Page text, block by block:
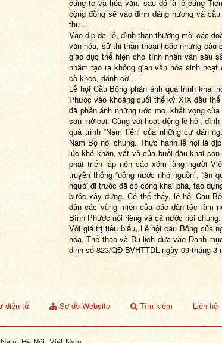
cúng tế và hóa văn, sau đó là lễ cúng
cộng đồng sẽ vào đình dâng hương và
thu…
Vào dịp đại lễ, đình thần thường mời các
văn hóa, sử thi thần thoại hoặc những
giáo dục thể hiện cho tính nhân văn sâu
nhằm tạo ra không gian văn hóa sinh
cà kheo, đánh cờ…
Lễ hội Cầu Bông phản ánh quá trình khai
Phước vào khoảng cuối thế kỷ XIX đầu
đã phản ánh những ước mơ, khát vọng
sơn mở cõi. Cùng với hoạt động lễ hội,
quá trình “Nam tiến” của những cư dân
Nam Bộ nói chung. Thực hành lễ hội là
lúc khó khăn, vất vả của buổi đầu khai
phát triển lập nên các xóm làng người
truyền thống “uống nước nhớ nguồn”, “ăn
người đi trước đã có công khai phá, tạo
bước xây dựng. Có thể thấy, lễ hội Cầu
dân các vùng miền của các dân tộc làm
Bình Phước nói riêng và cả nước nói chung.
Với giá trị tiêu biểu, Lễ hội cầu Bông của
hóa, Thể thao và Du lịch đưa vào Danh
định số 823/QĐ-BVHTTDL ngày 09 tháng 3
điện tử Sơ đồ Website Tìm kiếm Liên hệ